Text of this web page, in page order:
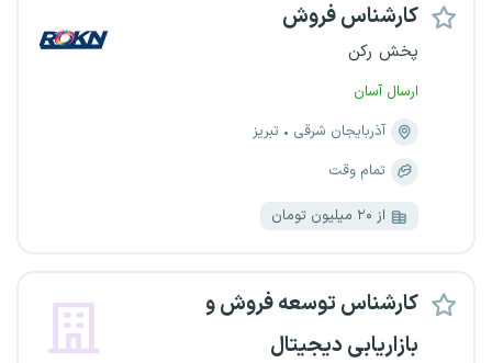
کارشناس فروش
پخش رکن
ارسال آسان
آذربایجان شرقی
تبریز
تمام وقت
از ۲۰ میلیون تومان
کارشناس توسعه فروش و
بازاریابی دیجیتال